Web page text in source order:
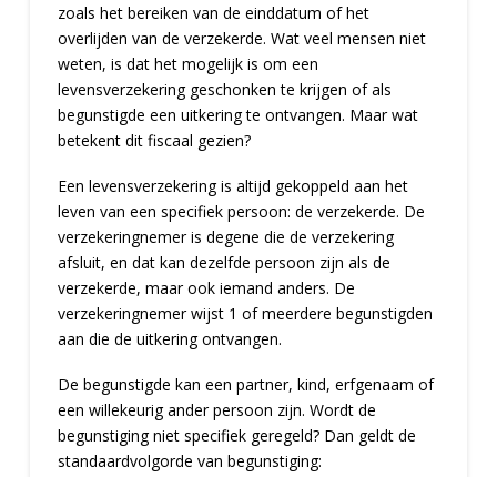
zoals het bereiken van de einddatum of het
overlijden van de verzekerde. Wat veel mensen niet
weten, is dat het mogelijk is om een
levensverzekering geschonken te krijgen of als
begunstigde een uitkering te ontvangen. Maar wat
betekent dit fiscaal gezien?
Een levensverzekering is altijd gekoppeld aan het
leven van een specifiek persoon: de verzekerde. De
verzekeringnemer is degene die de verzekering
afsluit, en dat kan dezelfde persoon zijn als de
verzekerde, maar ook iemand anders. De
verzekeringnemer wijst 1 of meerdere begunstigden
aan die de uitkering ontvangen.
De begunstigde kan een partner, kind, erfgenaam of
een willekeurig ander persoon zijn. Wordt de
begunstiging niet specifiek geregeld? Dan geldt de
standaardvolgorde van begunstiging: